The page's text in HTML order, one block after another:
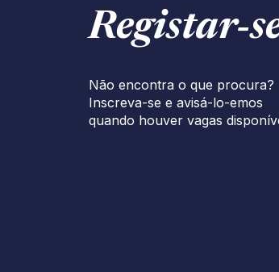
Não encontra o que procura?
Inscreva-se e avisá-lo-emos
quando houver vagas